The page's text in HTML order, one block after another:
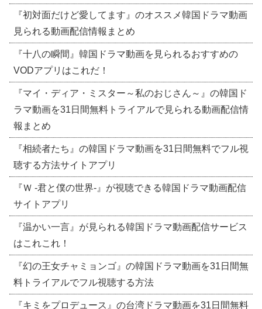
『初対面だけど愛してます』のオススメ韓国ドラマ動画
見られる動画配信情報まとめ
『十八の瞬間』韓国ドラマ動画を見られるおすすめの
VODアプリはこれだ！
『マイ・ディア・ミスター～私のおじさん～』の韓国ド
ラマ動画を31日間無料トライアルで見られる動画配信情
報まとめ
『相続者たち』の韓国ドラマ動画を31日間無料でフル視
聴する方法サイトアプリ
『Ｗ -君と僕の世界-』が視聴できる韓国ドラマ動画配信
サイトアプリ
『温かい一言』が見られる韓国ドラマ動画配信サービス
はこれこれ！
『幻の王女チャミョンゴ』の韓国ドラマ動画を31日間無
料トライアルでフル視聴する方法
『キミをプロデュース』の台湾ドラマ動画を31日間無料